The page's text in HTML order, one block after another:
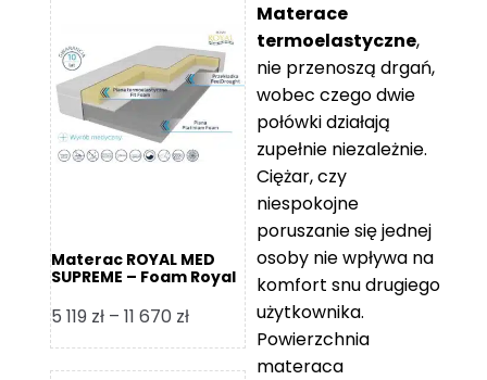
7
000 zł
Materac ROYAL MED
SUPREME – Foam Royal
5 119 zł – 11 670 złZakres
cen:
od
Materace
termoelastyczne,
nie przenoszą drgań,
wobec czego dwie
połówki działają
zupełnie niezależnie.
Ciężar, czy
niespokojne
poruszanie się jednej
osoby nie wpływa na
komfort snu drugiego
użytkownika.
Powierzchnia
materaca